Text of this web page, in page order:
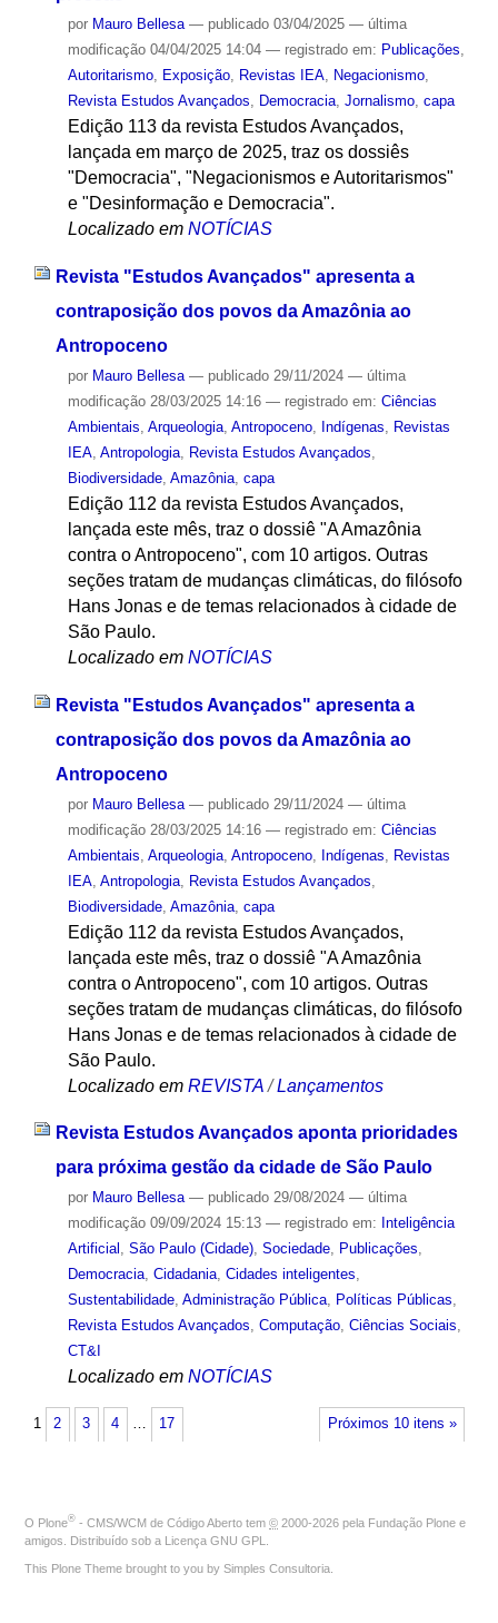
por Mauro Bellesa — publicado03/04/2025 — última
modificação04/04/2025 14:04 — registrado em: Publicações,
Autoritarismo, Exposição, Revistas IEA, Negacionismo,
Revista Estudos Avançados, Democracia, Jornalismo, capa
Edição 113 da revista Estudos Avançados,
lançada em março de 2025, traz os dossiês
"Democracia", "Negacionismos e Autoritarismos"
e "Desinformação e Democracia".
Localizado em NOTÍCIAS
Revista "Estudos Avançados" apresenta a
contraposição dos povos da Amazônia ao
Antropoceno
por Mauro Bellesa — publicado29/11/2024 — última
modificação28/03/2025 14:16 — registrado em: Ciências
Ambientais Arqueologia, Antropoceno, Indígenas
Revistas
IEA, Antropologia, Revista Estudos Avançados
Biodiversidade, Amazônia, capa
Edição 112 da revista Estudos Avançados,
lançada este mês, traz o dossiê "A Amazônia
contra o Antropoceno", com 10 artigos. Outras
seções tratam de mudanças climáticas, do filósofo
Hans Jonas e de temas relacionados à cidade de
São Paulo.
Localizado em NOTÍCIAS
Revista "Estudos Avançados" apresenta a
contraposição dos povos da Amazônia ao
Antropoceno
por Mauro Bellesa — publicado29/11/2024 — última
modificação28/03/2025 14:16 — registrado em: Ciências
Ambientais Arqueologia, Antropoceno, Indígenas
Revistas
IEA, Antropologia, Revista Estudos Avançados
Biodiversidade, Amazônia, capa
Edição 112 da revista Estudos Avançados,
lançada este mês, traz o dossiê "A Amazônia
contra o Antropoceno", com 10 artigos. Outras
seções tratam de mudanças climáticas, do filósofo
Hans Jonas e de temas relacionados à cidade de
São Paulo.
Localizado em REVISTA /Lançamentos
Revista Estudos Avançados aponta prioridades
para próxima gestão da cidade de São Paulo
por Mauro Bellesa — publicado29/08/2024 — última
modificação09/09/2024 15:13 — registrado em: Inteligência
Artificial , São Paulo (Cidade), Sociedade, Publicações,
Democracia, Cidadania, Cidades inteligentes,
Sustentabilidade, Administração Pública, Políticas Públicas,
Revista Estudos Avançados, Computação, Ciências Sociais,
CT&I
Localizado em NOTÍCIAS
Próximos 10 itens »
1 2 3 4 … 17
O Plone® - CMS/WCM de Código Aberto tem © 2000-2026 pela Fundação Plone e
amigos. Distribuído sob a Licença GNU GPL
This Plone Theme brought to you by Simples Consultoria